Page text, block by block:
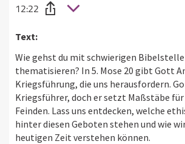
12:22
Text:
Wie gehst du mit schwierigen
thematisieren? In 5. Mose 20 gibt Gott
Kriegsführung, die uns herausfordern.
Kriegsführer, doch er setzt Maßstäbe
Feinden. Lass uns entdecken, welche
hinter diesen Geboten stehen und wie
heutigen Zeit verstehen können.